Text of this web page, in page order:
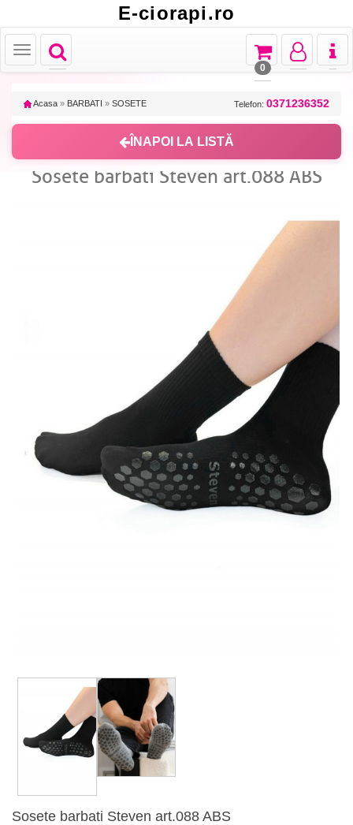
E-ciorapi.ro
Toggle
navigation
Toggle
Toggle
navigation
Toggle
navigation
Toggle
navigation
0
Acasa » BARBATI » SOSETE Telefon: 0371236352
ÎNAPOI LA LISTĂ
Sosete barbati Steven art.088 ABS
Sosete barbati Steven art.088 ABS